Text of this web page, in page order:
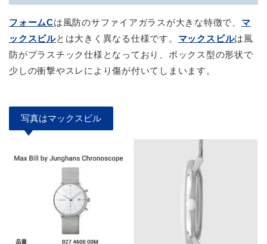
フォームCは風防のサファイアガラスが大きな特徴で、 マ
ックスビルとは大きく異なる仕様です。 マックスビルは風
防がプラスチック仕様となっており、ボックス型の形状で
少しの衝撃やスレにより傷が付いてしまいます。
写真はマックスビル